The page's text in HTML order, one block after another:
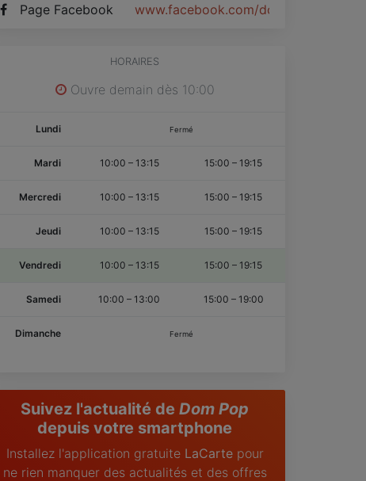
www.facebook.com/dompopsucy
Page Facebook
HORAIRES
Ouvre demain dès 10:00
Lundi Fermé
Mardi 10:00 – 13:15 15:00 – 19:15
Mercredi 10:00 – 13:15 15:00 – 19:15
Jeudi 10:00 – 13:15 15:00 – 19:15
Vendredi 10:00 – 13:15 15:00 – 19:15
Samedi 10:00 – 13:00 15:00 – 19:00
Dimanche Fermé
Suivez l'actualité de Dom Pop
depuis votre smartphone
Installez l'application gratuite LaCartepour
ne rien manquer des actualités et des offres